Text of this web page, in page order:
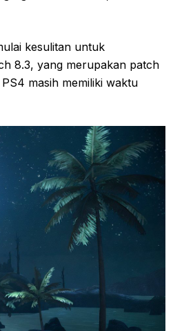
kesulitan untuk
8.3, yang merupakan patch
masih memiliki waktu